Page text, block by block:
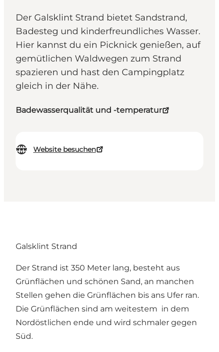
Der Galsklint Strand bietet Sandstrand,
Badesteg und kinderfreundliches Wasser.
Hier kannst du ein Picknick genießen, auf
gemütlichen Waldwegen zum Strand
spazieren und hast den Campingplatz
gleich in der Nähe.
Badewasserqualität und -temperatur
Website besuchen
Galsklint Strand
Der Strand ist 350 Meter lang, besteht aus
Grünflächen und schönen Sand, an manchen
Stellen gehen die Grünflächen bis ans Ufer ran.
Die Grünflächen sind am weitestem in dem
Nordöstlichen ende und wird schmaler gegen
Süd.